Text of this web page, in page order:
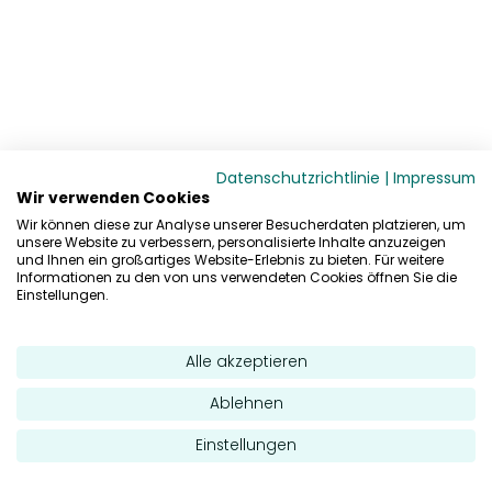
Datenschutzrichtlinie | Impressum
Wir verwenden Cookies
Wir können diese zur Analyse unserer Besucherdaten platzieren, um
unsere Website zu verbessern, personalisierte Inhalte anzuzeigen
und Ihnen ein großartiges Website-Erlebnis zu bieten. Für weitere
Informationen zu den von uns verwendeten Cookies öffnen Sie die
Einstellungen.
Alle akzeptieren
Ablehnen
Einstellungen